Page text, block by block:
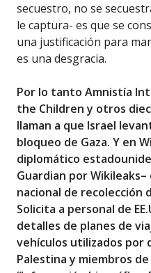
secuestro, no se
le captura- es que se
una justificación para
es una desgracia.
Por lo tanto Amnistía
the Children y otros
llaman a que Israel
bloqueo de Gaza. Y en
diplomático
Guardian por
nacional de recolección
Solicita a personal de
detalles de planes de
vehículos utilizados por
Palestina y miembros de